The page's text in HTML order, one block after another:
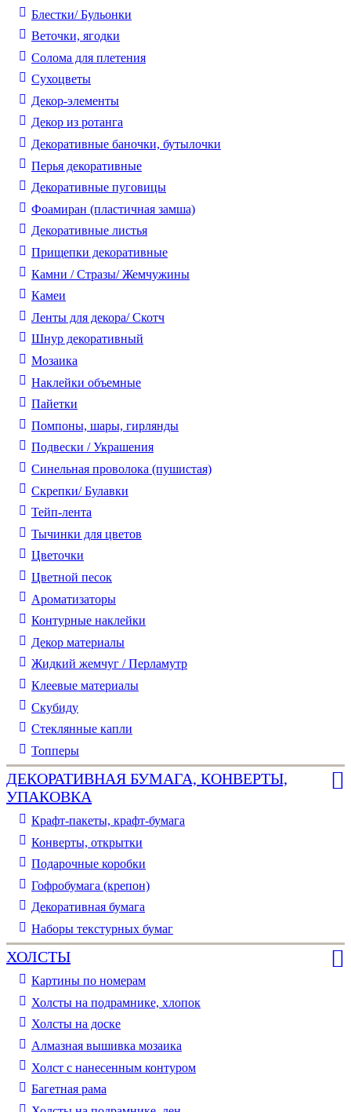
Блестки/ Бульонки
Веточки, ягодки
Солома для плетения
Cухоцветы
Декор-элементы
Декор из ротанга
Декоративные баночки, бутылочки
Перья декоративные
Декоративные пуговицы
Фоамиран (пластичная замша)
Декоративные листья
Прищепки декоративные
Камни / Cтразы/ Жемчужины
Камеи
Ленты для декора/ Скотч
Шнур декоративный
Мозаика
Наклейки объемные
Пайетки
Помпоны, шары, гирлянды
Подвески / Украшения
Синельная проволока (пушистая)
Скрепки/ Булавки
Тейп-лента
Тычинки для цветов
Цветочки
Цветной песок
Ароматизаторы
Контурные наклейки
Декор материалы
Жидкий жемчуг / Перламутр
Клеевые материалы
Скубиду
Стеклянные капли
Топперы
ДЕКОРАТИВНАЯ БУМАГА, КОНВЕРТЫ,
УПАКОВКА
Крафт-пакеты, крафт-бумага
Конверты, открытки
Подарочные коробки
Гофробумага (крепон)
Декоративная бумага
Наборы текстурных бумаг
ХОЛСТЫ
Картины по номерам
Холсты на подрамнике, хлопок
Холсты на доске
Алмазная вышивка мозаика
Холст с нанесенным контуром
Багетная рама